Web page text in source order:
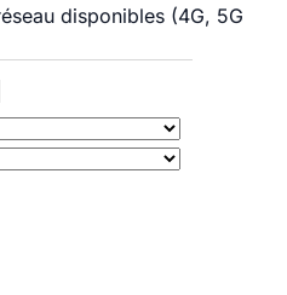
disponibles (4G, 5G